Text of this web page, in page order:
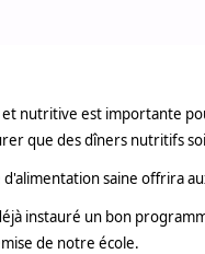
nutritive est importante
que des dîners nutritifs
saine offrira
instauré un bon
de notre école.